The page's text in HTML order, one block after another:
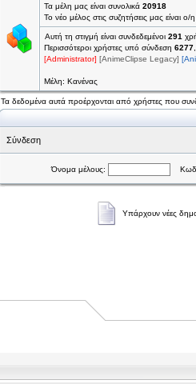
Τα μέλη μας είναι συνολικά 20918
Το νέο μέλος στις συζητήσεις μας είναι ο/
Αυτή τη στιγμή είναι συνδεδεμένοι 291
Περισσότεροι χρήστες υπό σύνδεση 6277
[Administrator] [AnimeClipse Legacy]
Μέλη: Κανένας
Τα δεδομένα αυτά προέρχονται από χρήστες που
Σύνδεση
Όνομα μέλους:
Υπάρχουν νέες